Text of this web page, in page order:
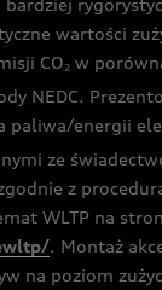
bardziej
wartości
CO2 w
NEDC.
paliwa/energii
ze
z
WLTP na
. Montaż
na poziom